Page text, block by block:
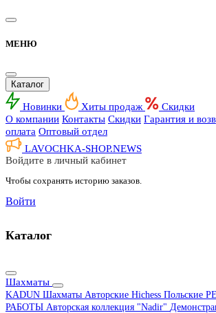
МЕНЮ
Каталог
Новинки Хиты продаж
Скидки
О компании Контакты Скидки Гарантия и
оплата Оптовый отдел
LAVOCHKA-SHOP.NEWS
Войдите в личный кабинет
Чтобы сохранять историю заказов.
Войти
Каталог
Шахматы
KADUN Шахматы Авторские Hichess Польские
РАБОТЫ Авторская коллекция "Nadir"